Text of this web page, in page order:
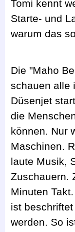
Tomi kennt
Starte- und
warum das
Die "Maho
schauen alle
Düsenjet
die
können. Nur
Maschinen.
laute Musik,
Zuschauern.
Minuten
ist
werden. So